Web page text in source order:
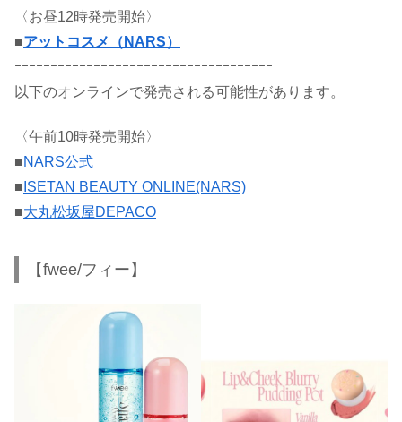
〈お昼12時発売開始〉
■アットコスメ（NARS）
ｰｰｰｰｰｰｰｰｰｰｰｰｰｰｰｰｰｰｰｰｰｰｰｰｰｰｰｰｰｰｰｰｰｰｰｰ
以下のオンラインで発売される可能性があります。
〈午前10時発売開始〉
■NARS公式
■ ISETAN BEAUTY ONLINE(NARS)
■大丸松坂屋DEPACO
【fwee/フィー】